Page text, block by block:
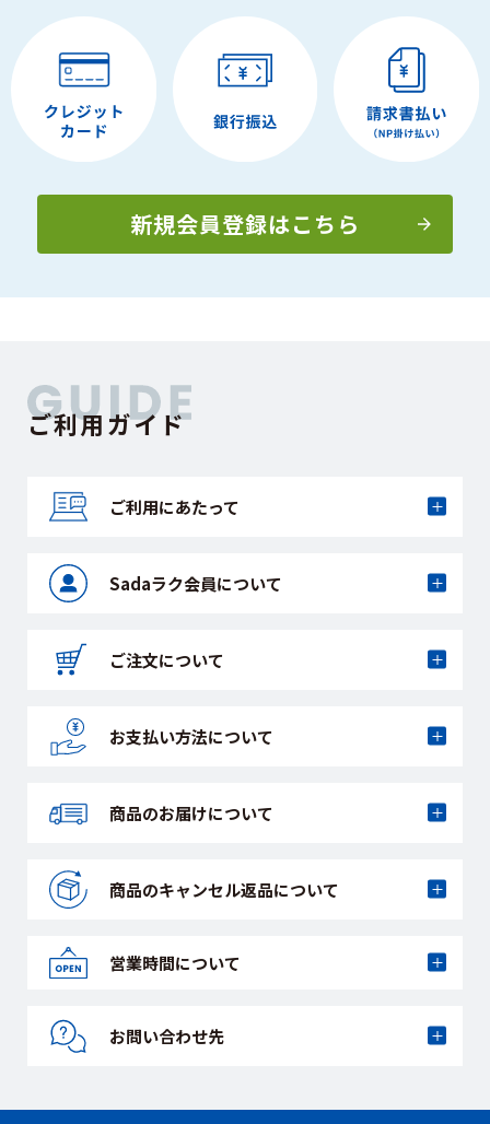
新規会員登録はこちら
ご利用ガイド
ご利用にあたって
Sadaラク会員について
ご注文について
お支払い方法について
商品のお届けについて
商品のキャンセル返品について
営業時間について
お問い合わせ先